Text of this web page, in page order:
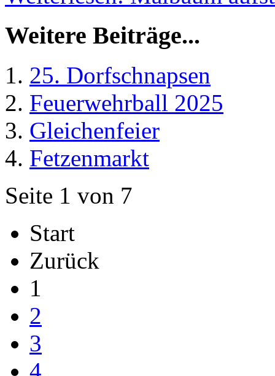
Weitere Beiträge...
25. Dorfschnapsen
Feuerwehrball 2025
Gleichenfeier
Fetzenmarkt
Seite 1 von 7
Start
Zurück
1
2
3
4